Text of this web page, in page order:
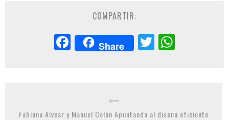
COMPARTIR:
Facebook
Share Twitter
Fabiana Alvear y Manuel Colón Apuntando al diseño eficiente